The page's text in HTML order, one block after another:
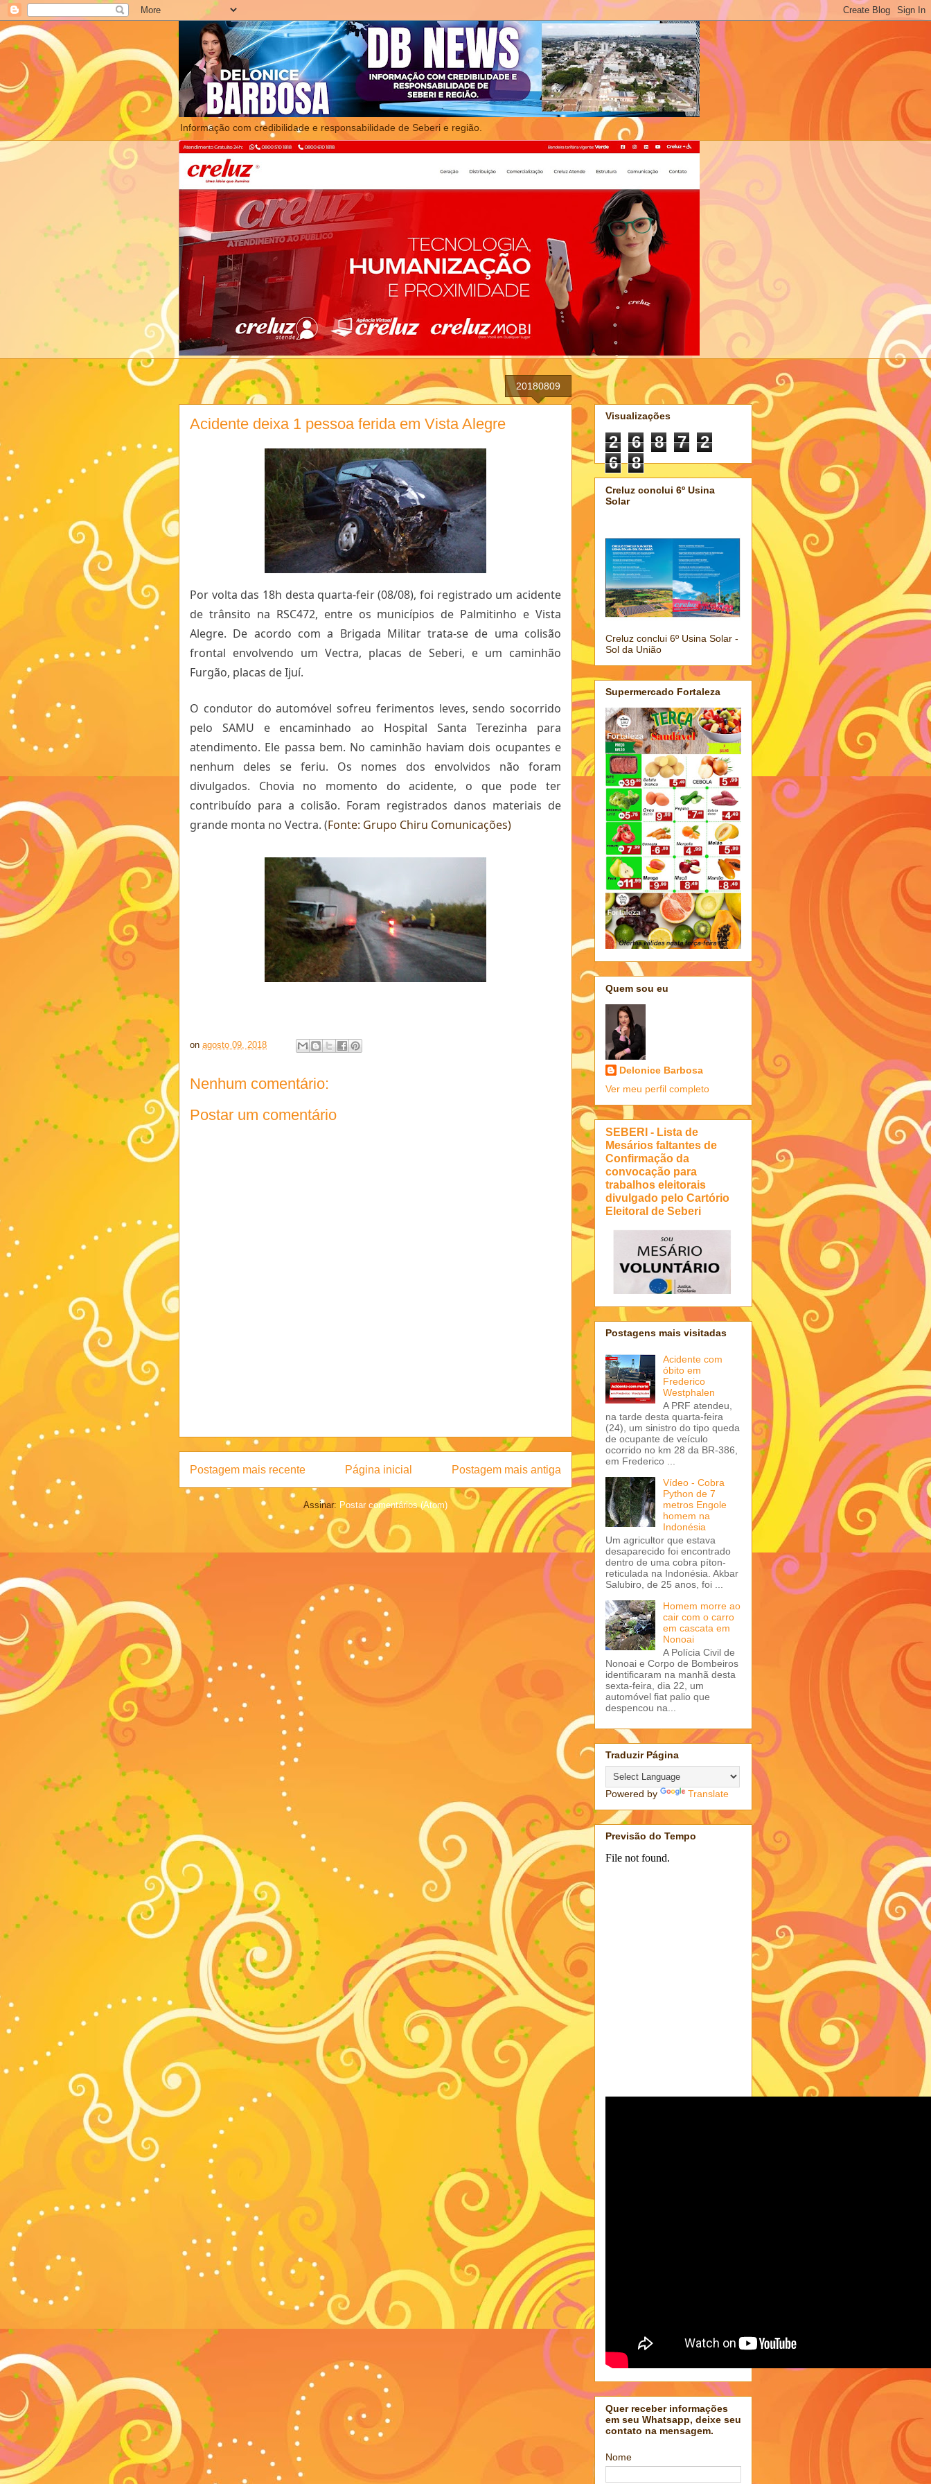
Informação com credibilidade e responsabilidade de Seberi e região.
20180809
Acidente deixa 1 pessoa ferida em Vista Alegre
Por volta das 18h desta quarta-feir (08/08), foi registrado um acidente
de trânsito na RSC472, entre os municípios de Palmitinho e Vista
Alegre. De acordo com a Brigada Militar trata-se de uma colisão
frontal envolvendo um Vectra, placas de Seberi, e um caminhão
Furgão, placas de Ijuí.
O condutor do automóvel sofreu ferimentos leves, sendo socorrido
pelo SAMU e encaminhado ao Hospital Santa Terezinha para
atendimento. Ele passa bem. No caminhão haviam dois ocupantes e
nenhum deles se feriu. Os nomes dos envolvidos não foram
divulgados. Chovia no momento do acidente, o que pode ter
contribuído para a colisão. Foram registrados danos materiais de
grande monta no Vectra. (Fonte: Grupo Chiru Comunicações)
on agosto 09, 2018
Nenhum comentário:
Postar um comentário
Postagem mais recente Postagem mais antiga
Página inicial
Assinar: Postar comentários (Atom)
Visualizações
2 6 8 7
2
6
8
Creluz conclui 6º Usina
Solar
Creluz conclui 6º Usina Solar -
Sol da União
Supermercado Fortaleza
Quem sou eu
Delonice Barbosa
Ver meu perfil completo
SEBERI - Lista de
Mesários faltantes de
Confirmação da
convocação para
trabalhos eleitorais
divulgado pelo Cartório
Eleitoral de Seberi
Postagens mais visitadas
Acidente com
óbito em
Frederico
Westphalen
A PRF atendeu,
na tarde desta quarta-feira
(24), um sinistro do tipo queda
de ocupante de veículo
ocorrido no km 28 da BR-386,
em Frederico ...
Vídeo - Cobra
Python de 7
metros Engole
homem na
Indonésia
Um agricultor que estava
desaparecido foi encontrado
dentro de uma cobra píton-
reticulada na Indonésia. Akbar
Salubiro, de 25 anos, foi ...
Homem morre ao
cair com o carro
em cascata em
Nonoai
A Polícia Civil de
Nonoai e Corpo de Bombeiros
identificaram na manhã desta
sexta-feira, dia 22, um
automóvel fiat palio que
despencou na...
Traduzir Página
Powered by Translate
Previsão do Tempo
Quer receber informações
em seu Whatsapp, deixe seu
contato na mensagem.
Nome